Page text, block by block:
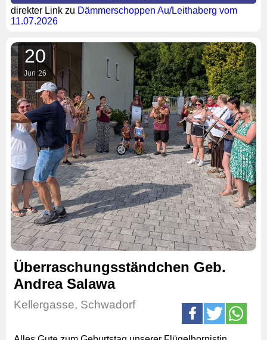
direkter Link zu Dämmerschoppen Au/Leithaberg vom
11.07.2026
20
Jun 26
Überraschungsständchen Geb.
Andrea Salawa
Kellergasse, Schwadorf